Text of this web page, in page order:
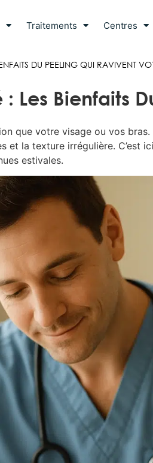
Traitements Centres
DU PEELING QUI RAVIVENT
: Les Bienfaits
que votre visage ou vos
la texture irrégulière. C’est
estivales.